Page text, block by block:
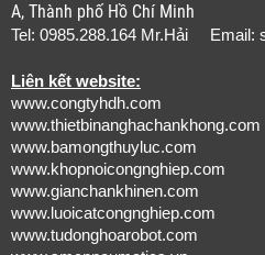
A, Thành phố Hồ Chí Minh
Tel: 0985.288.164 Mr.Hải Email:
Liên kết website:
www.congtyhdh.com
www.thietbinanghachankhong.com
www.bamongthuyluc.com
www.khopnoicongnghiep.com
www.gianchankhinen.com
www.luoicatcongnghiep.com
www.tudonghoarobot.com